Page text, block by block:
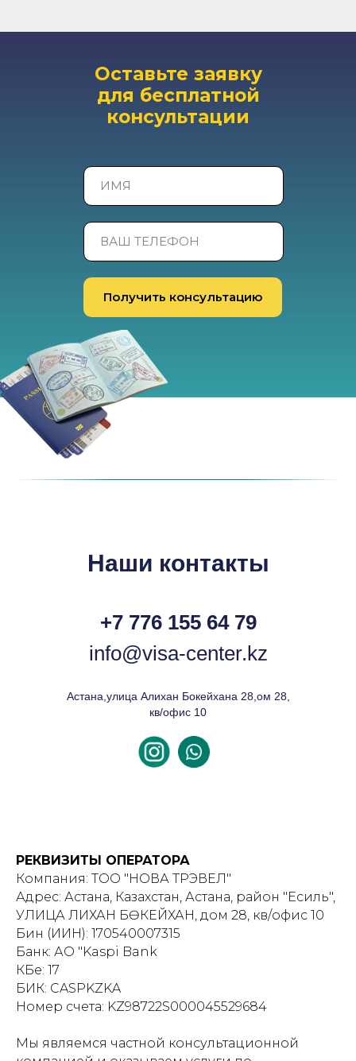
Оставьте заявку
для бесплатной
консультации
Получить консультацию
Наши контакты
+7 776 155 64 79
info@visa-center.kz
Астана,улица Алихан Бокейхана 28,ом 28,
кв/офис 10
РЕКВИЗИТЫ ОПЕРАТОРА
Компания: ТОО "НОВА ТРЭВЕЛ"
Адрес: Астана, Казахстан, Астана, район "Есиль",
УЛИЦА ӘЛИХАН БӨКЕЙХАН, дом 28, кв/офис 10
Бин (ИИН): 170540007315
Банк: АО "Kaspi Bank
КБе: 17
БИК: CASPKZKA
Номер счета: KZ98722S000045529684
Мы являемся частной консультационной